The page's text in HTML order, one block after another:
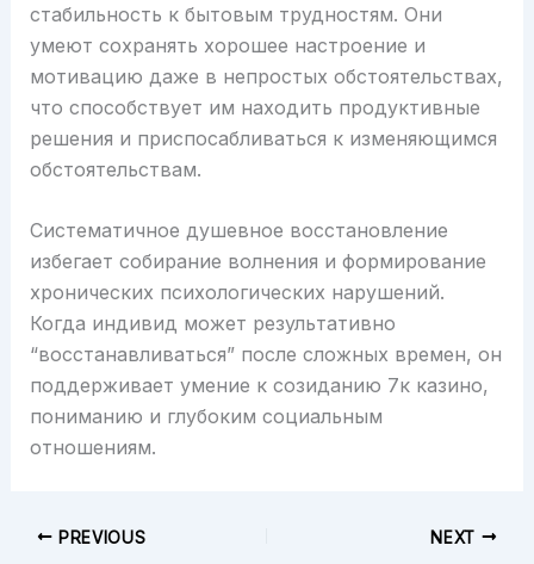
стабильность к бытовым трудностям. Они
умеют сохранять хорошее настроение и
мотивацию даже в непростых обстоятельствах,
что способствует им находить продуктивные
решения и приспосабливаться к изменяющимся
обстоятельствам.
Систематичное душевное восстановление
избегает собирание волнения и формирование
хронических психологических нарушений.
Когда индивид может результативно
“восстанавливаться” после сложных времен, он
поддерживает умение к созиданию 7к казино,
пониманию и глубоким социальным
отношениям.
PREVIOUS NEXT